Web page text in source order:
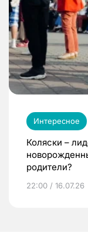
Интересное
Коляски –
родители?
22:00 / 16.07.26